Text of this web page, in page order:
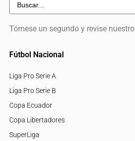
Tómese un segundo y revise nuestro
Fútbol Nacional
Liga Pro Serie A
Liga Pro Serie B
Copa Ecuador
Copa Libertadores
SuperLiga